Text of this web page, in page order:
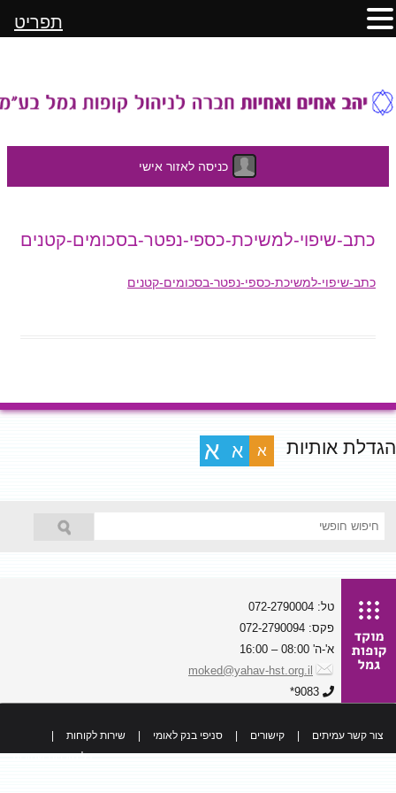
כניסה לאזור אישי
לתוכן
כתב-שיפוי-למשיכת-כספי-נפטר-בסכומים-קטנים
כתב-שיפוי-למשיכת-כספי-נפטר-בסכומים-קטנים
הגדלת אותיות א א א
טל: 072-2790004
פקס: 072-2790094
א'-ה' 08:00 – 16:00
moked@yahav-hst.org.il
9083*
צור קשר עמיתים קישורים סניפי בנק לאומי שירות לקוחות
כל הזכויות שמורות
תפריט